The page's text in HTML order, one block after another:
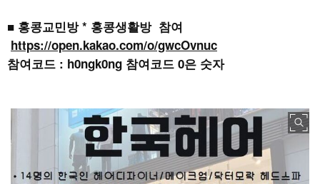
■ 홍콩교민방 * 홍콩생활방 참여
https://open.kakao.com/o/gwcOvnuc
참여코드 : h0ngk0ng 참여코드 0은 숫자